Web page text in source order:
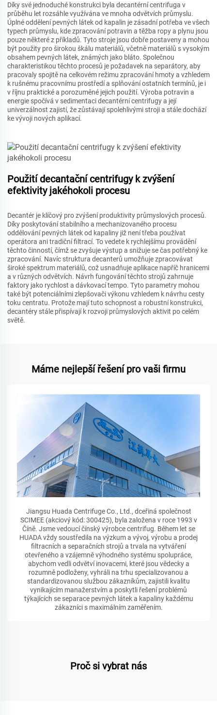
Díky své jednoduché konstrukci byla decantérní centrifuga v
průběhu let rozsáhle využívána ve mnoha odvětvích průmyslu.
Úplné oddělení pevných látek od kapalin je zásadní potřeba ve všech
typech průmyslu, kde zpracování potravin a těžba ropy a plynu jsou
pouze některé z příkladů. Tyto stroje jsou dobře postaveny a mohou
být použity pro širokou škálu materiálů, včetně materiálů s vysokým
obsahem pevných látek, známých jako bláto. Společnou
charakteristikou těchto procesů je požadavek na separátory, aby
pracovaly spojitě na celkovém režimu zpracování hmoty a vzhledem
k rušnému pracovnímu prostředí a splňování ostatních termínů, je i
v říjnu praktické a porozuměné jejich použití. Výroba potravin a
energie spočívá v sedimentaci decantérní centrifugy a její
univerzálnost zajistí, že zůstávají spolehlivými stroji a stále dochází
ke vývoji nových aplikací.
Použití decantační centrifugy k zvýšení
efektivity jakéhokoli procesu
Decantér je klíčový pro zvýšení produktivity průmyslových procesů.
Díky poskytování stabilního a mechanizovaného procesu
oddělování pevných látek od kapaliny již není třeba používat
operátora ani tradiční filtrací. To vedete k rychlejšímu provádění
těchto činností, čímž se zvyšuje výstup a snižuje se čas potřebný ke
zpracování. Navíc struktura decanterů umožňuje zpracovávat
široké spektrum materiálů, což usnadňuje aplikace napříč hranicemi
a v různých odvětvích. Návrh fungování těchto strojů zahrnuje
faktory jako rychlost a dávkovací tempo. Tyto parametry mohou
také být potenciálními zlepšovači výkonu vzhledem k návrhu cesty
toku centratu. Protože mají tuto schopnost a robustní konstrukci,
decantéry stále přispívají k rozvoji průmyslových aktivit po celém
světě.
Máme nejlepší řešení pro vaši firmu
Jiangsu Huada Centrifuge Co., Ltd., dceřiná společnost
SCIMEE (akciový kód: 300425), byla založena v roce 1993 v
Číně. Jsme vedoucí čínský výrobce centrifug. Během let se
HUADA vždy soustředila na výzkum a vývoj, výrobu a prodej
filtracních a separačních strojů a trvala na vytváření
otevřeného a vzájemně výhodného systému spolupráce,
abychom vedli odvětví inovacemi, které jsou vědecky a
rozumně podloženy, vyhráli na trhu specializovanou a
standardizovanou službou zákazníkům, zajistili kvalitu
vynikajícím manažerstvím a poskytli řešení problémů
týkajících se separace pevných látek a kapaliny každému
zákazníci s maximálním zaměřením.
Proč si vybrat nás